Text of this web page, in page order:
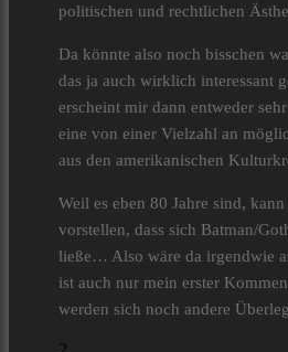
politischen und rechtlichen
Da könnte also noch bisschen
das ja auch wirklich interessant
erscheint mir dann entweder
eine von einer Vielzahl an
aus den amerikanischen
Weil es eben 80 Jahre sind,
vorstellen, dass sich Batman/
ließe… Also wäre da irgendwie
ist auch nur mein erster
werden sich noch andere